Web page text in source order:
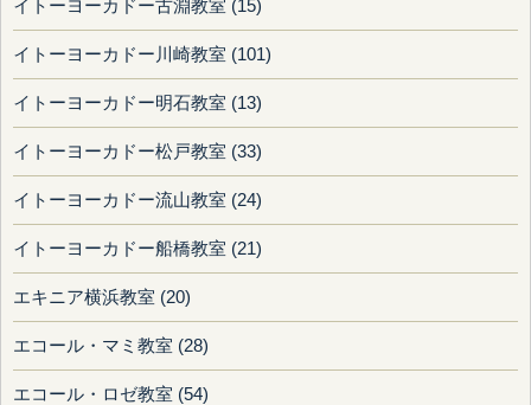
イトーヨーカドー古淵教室 (15)
イトーヨーカドー川崎教室 (101)
イトーヨーカドー明石教室 (13)
イトーヨーカドー松戸教室 (33)
イトーヨーカドー流山教室 (24)
イトーヨーカドー船橋教室 (21)
エキニア横浜教室 (20)
エコール・マミ教室 (28)
エコール・ロゼ教室 (54)